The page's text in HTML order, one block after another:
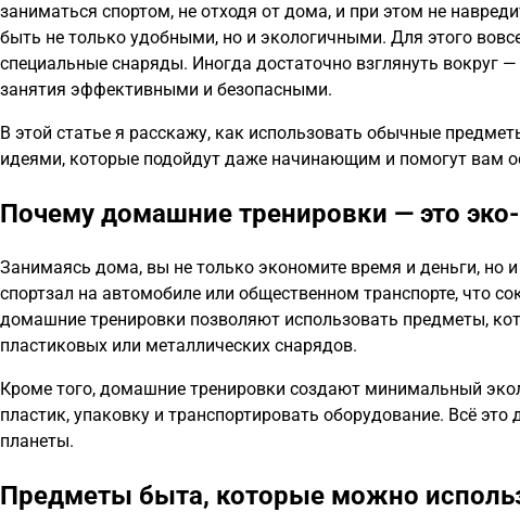
заниматься спортом, не отходя от дома, и при этом не
быть не только удобными, но и экологичными. Для этого
специальные снаряды. Иногда достаточно взглянуть
занятия эффективными и безопасными.
В этой статье я расскажу, как использовать обычные
идеями, которые подойдут даже начинающим и помогут вам
Почему домашние тренировки — это
Занимаясь дома, вы не только экономите время и деньги, но
спортзал на автомобиле или общественном транспорте, что
домашние тренировки позволяют использовать предметы,
пластиковых или металлических снарядов.
Кроме того, домашние тренировки создают минимальный
пластик, упаковку и транспортировать оборудование. Всё
планеты.
Предметы быта, которые можно